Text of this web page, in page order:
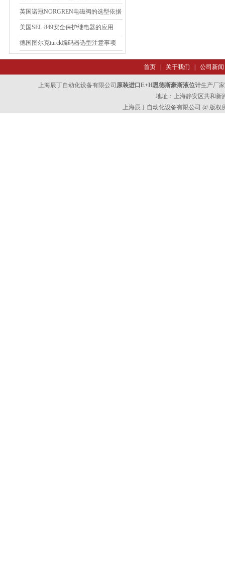
英国诺冠NORGREN电磁阀的选型依据
美国SEL-849安全保护继电器的应用
德国图尔克turck编码器选型注意事项
首页| 关于我们 公司新闻
上海辰丁自动化设备有限公司 原装进口E+H恩德斯豪斯液位计生产厂
地址：上海静安区共和新
上海辰丁自动化设备有限公司 @ 版权